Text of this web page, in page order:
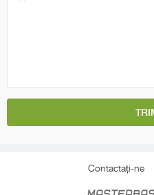
Contactați-ne